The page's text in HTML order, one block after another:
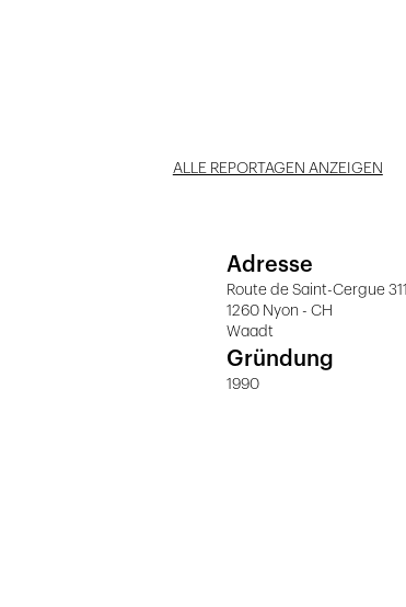
ALLE REPORTAGEN ANZEIGEN
Adresse
Route de Saint-Cergue 311
1260 Nyon - CH
Waadt
Gründung
1990